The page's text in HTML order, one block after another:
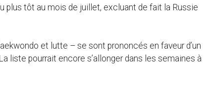
plus tôt au mois de juillet, excluant de fait la Russie
et lutte – se sont prononcés en faveur d’un
liste pourrait encore s’allonger dans les semaines à